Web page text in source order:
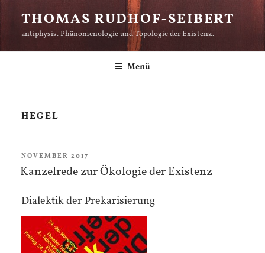
Inhalt
springen
THOMAS RUDHOF-SEIBERT
antiphysis. Phänomenologie und Topologie der Existenz.
Menü
HEGEL
VERÖFFENTLICHT
AM
NOVEMBER 2017
Kanzelrede zur Ökologie der Existenz
Dialektik der Prekarisierung